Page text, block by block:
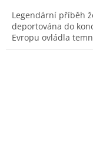
Legendární příběh
deportována do
Evropu ovládla